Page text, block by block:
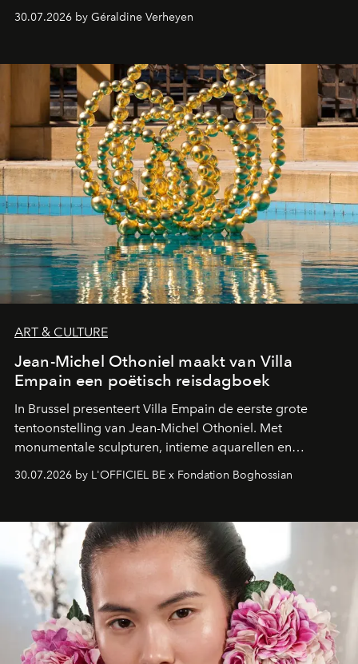
streamingplatformen verschijnen.
30.07.2026 by Géraldine Verheyen
ART & CULTURE
Jean-Michel Othoniel maakt van Villa
Empain een poëtisch reisdagboek
In Brussel presenteert Villa Empain de eerste grote
tentoonstelling van Jean-Michel Othoniel. Met
monumentale sculpturen, intieme aquarellen en
fonkelend Murano-glas creëert de Franse kunstenaar
een emotionele reis waarin elk werk de herinnering
moment van verwondering.
30.07.2026 by L'OFFICIEL BE x Fondation Boghossian